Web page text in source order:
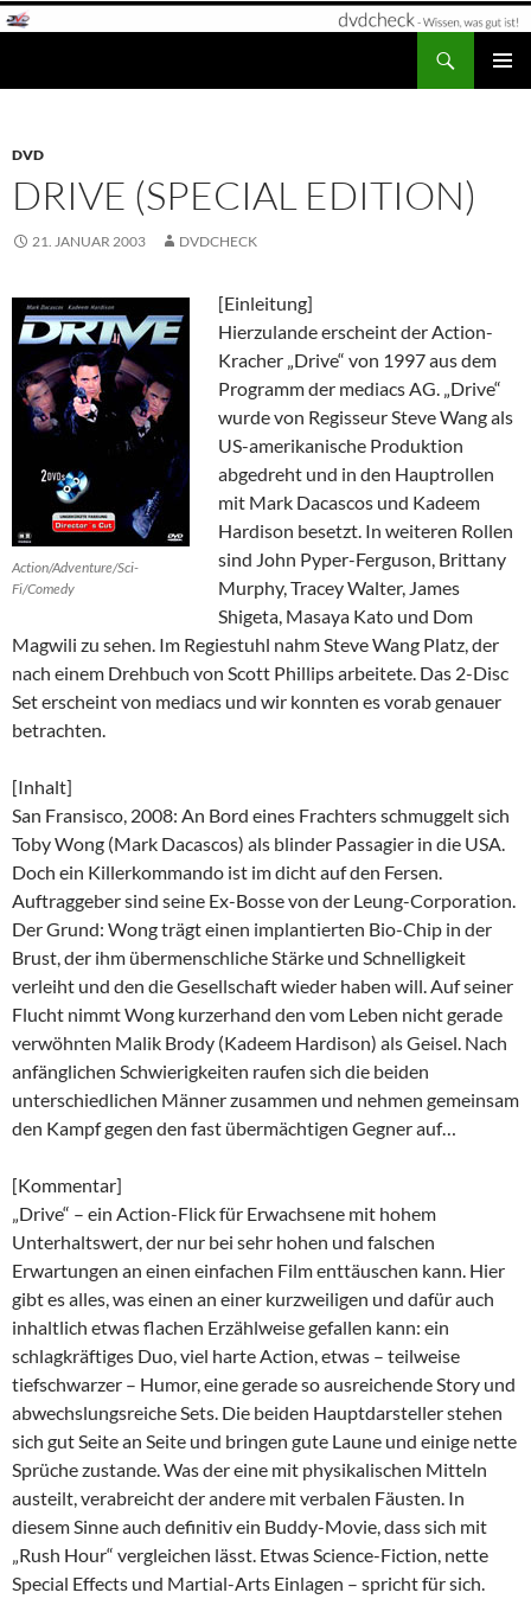
Zum
DVD
DRIVE (SPECIAL EDITION)
21. JANUAR 2003 DVDCHECK
Action/Adventure/Sci-
Fi/Comedy
[Einleitung]
Hierzulande erscheint der Action-
Kracher „Drive“ von 1997 aus dem
Programm der mediacs AG. „Drive“
wurde von Regisseur Steve Wang als
US-amerikanische Produktion
abgedreht und in den Hauptrollen
mit Mark Dacascos und Kadeem
Hardison besetzt. In weiteren Rollen
sind John Pyper-Ferguson, Brittany
Murphy, Tracey Walter, James
Shigeta, Masaya Kato und Dom
Magwili zu sehen. Im Regiestuhl nahm Steve Wang Platz, der
nach einem Drehbuch von Scott Phillips arbeitete. Das 2-Disc
Set erscheint von mediacs und wir konnten es vorab genauer
betrachten.
[Inhalt]
San Fransisco, 2008: An Bord eines Frachters schmuggelt sich
Toby Wong (Mark Dacascos) als blinder Passagier in die USA.
Doch ein Killerkommando ist im dicht auf den Fersen.
Auftraggeber sind seine Ex-Bosse von der Leung-Corporation.
Der Grund: Wong trägt einen implantierten Bio-Chip in der
Brust, der ihm übermenschliche Stärke und Schnelligkeit
verleiht und den die Gesellschaft wieder haben will. Auf seiner
Flucht nimmt Wong kurzerhand den vom Leben nicht gerade
verwöhnten Malik Brody (Kadeem Hardison) als Geisel. Nach
anfänglichen Schwierigkeiten raufen sich die beiden
unterschiedlichen Männer zusammen und nehmen gemeinsam
den Kampf gegen den fast übermächtigen Gegner auf…
[Kommentar]
„Drive“ – ein Action-Flick für Erwachsene mit hohem
Unterhaltswert, der nur bei sehr hohen und falschen
Erwartungen an einen einfachen Film enttäuschen kann. Hier
gibt es alles, was einen an einer kurzweiligen und dafür auch
inhaltlich etwas flachen Erzählweise gefallen kann: ein
schlagkräftiges Duo, viel harte Action, etwas – teilweise
tiefschwarzer – Humor, eine gerade so ausreichende Story und
abwechslungsreiche Sets. Die beiden Hauptdarsteller stehen
sich gut Seite an Seite und bringen gute Laune und einige nette
Sprüche zustande. Was der eine mit physikalischen Mitteln
austeilt, verabreicht der andere mit verbalen Fäusten. In
diesem Sinne auch definitiv ein Buddy-Movie, dass sich mit
„Rush Hour“ vergleichen lässt. Etwas Science-Fiction, nette
Special Effects und Martial-Arts Einlagen – spricht für sich.